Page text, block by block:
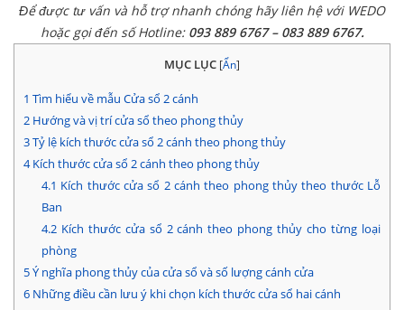
Để được tư vấn và hỗ trợ nhanh chóng hãy liên hệ với WEDO
hoặc gọi đến số Hotline: 093 889 6767 – 083 889 6767.
MỤC LỤC [Ẩn]
1 Tìm hiểu về mẫu Cửa sổ 2 cánh
2 Hướng và vị trí cửa sổ theo phong thủy
3Tỷ lệ kích thước cửa sổ 2 cánh theo phong thủy
4Kích thước cửa sổ 2 cánh theo phong thủy
4.1 Kích thước cửa sổ 2 cánh theo phong thủy theo thước Lỗ
Ban
4.2Kích thước cửa sổ 2 cánh theo phong thủy cho từng loại
phòng
5Ý nghĩa phong thủy của cửa sổ và số lượng cánh cửa
6 Những điều cần lưu ý khi chọn kích thước cửa sổ hai cánh